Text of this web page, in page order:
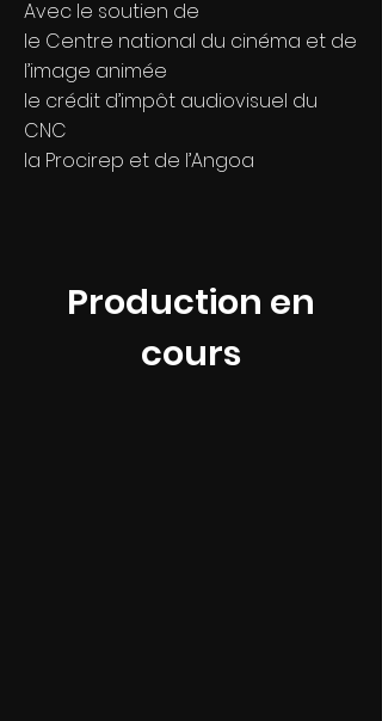
Avec le soutien de
le Centre national du cinéma et de
l’image animée
le crédit d’impôt audiovisuel du
CNC
la Procirep et de l’Angoa
Production en
cours